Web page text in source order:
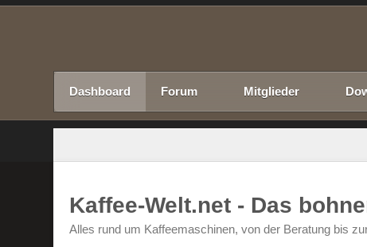
Dashboard Forum Mitglieder
Kaffee-Welt.net - Das
Alles rund um Kaffeemaschinen, von der Beratung bis